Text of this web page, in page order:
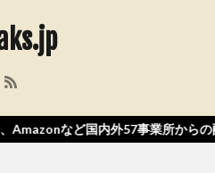
事業所からの配信！！！